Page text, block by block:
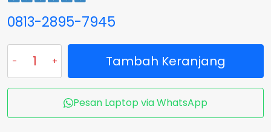
0813-2895-7945
Laptop
HP
14S-
Celeron
Tambah Keranjang
Pesan Laptop via WhatsApp